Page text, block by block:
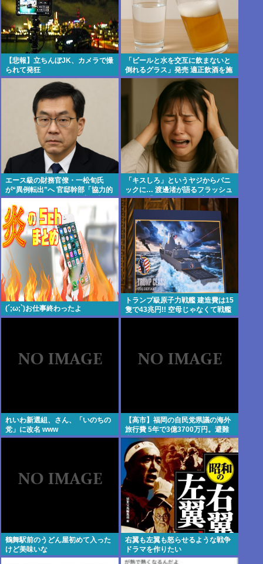
【悲報】立ちんぼJK、カメラで撮
られて発狂
「ビールと水を交互に飲まないと
倒れるグラス」発売 適正飲酒を施
す #酒
エース級の財務官僚・一松旬氏
が“異例転出”へ 官邸幹部「協力的
でなかったから」 #総務省人事 |
財務省には失われた30年の責任と
って欲しい
「キスしろ」というヤジからパニ
ックに… 渡邊渚が語るフラッシュ
バック「1人の人間の人生に、当
たり前の生活を奪った人が全て悪
い」 | 楽しんごが出てきた瞬間か
らこの表情で
(´;ω;`)お仕事終わったよ
トランプ級原子力戦艦 建造費は15
隻で43兆円!! 空母じゃなくて戦艦
なんか?
れいわ新選組、さん、「いのちの
党」に改名 www
【高市】福岡の自民党県議の海外
旅行費 5年で3億3700万円。避難
所で使えるテント 1個2万円。
鶴舞駅前のうどん屋初めて入った
けど美味いな
右翼も左翼も怒らせるような戦争
ドラマを作りたい